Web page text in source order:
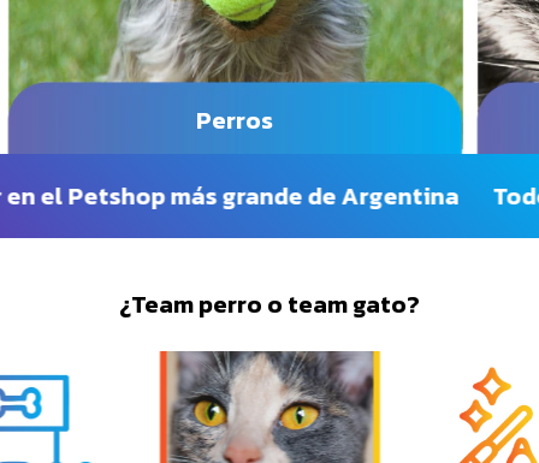
Perros
más grande de Argentina Todo lo
¿Team perro o team gato?